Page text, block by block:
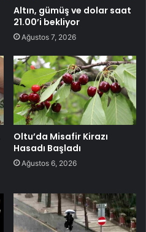
Altın, gümüş ve dolar saat
21.00’i bekliyor
Ağustos 7, 2026
Oltu’da Misafir Kirazı
Hasadı Başladı
Ağustos 6, 2026